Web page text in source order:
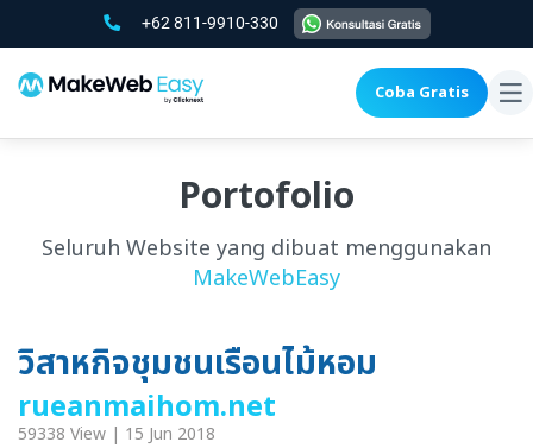
+62 811-9910-330
Coba Gratis
Portofolio
Seluruh Website yang dibuat menggunakan
MakeWebEasy
วิสาหกิจชุมชนเรือนไม้หอม
rueanmaihom.net
59338 View | 15 Jun 2018